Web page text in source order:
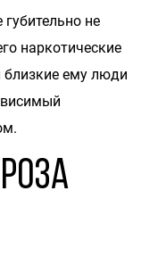
не
наркотические
близкие ему люди